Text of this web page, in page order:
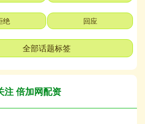
绝 回应
全部话题标签
注 倍加网配资